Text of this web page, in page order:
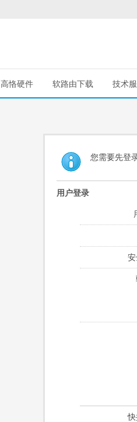
高恪硬件 软路由下载 技术
您需要先登
用户登录